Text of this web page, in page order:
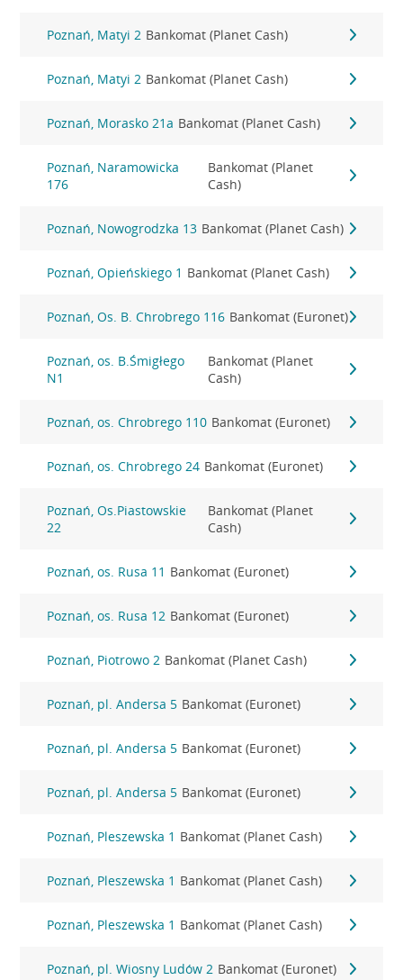
Poznań, Matyi 2 Bankomat (Planet Cash)
Poznań, Matyi 2 Bankomat (Planet Cash)
Poznań, Morasko 21a Bankomat (Planet Cash)
Poznań, Naramowicka
176
Bankomat (Planet
Cash)
Poznań, Nowogrodzka 13 Bankomat (Planet Cash)
Poznań, Opieńskiego 1 Bankomat (Planet Cash)
Poznań, Os. B. Chrobrego 116 Bankomat (Euronet)
Poznań, os. B.Śmigłego
N1
Bankomat (Planet
Cash)
Poznań, os. Chrobrego 110 Bankomat (Euronet)
Poznań, os. Chrobrego 24 Bankomat (Euronet)
Poznań, Os.Piastowskie
22
Bankomat (Planet
Cash)
Poznań, os. Rusa 11 Bankomat (Euronet)
Poznań, os. Rusa 12 Bankomat (Euronet)
Poznań, Piotrowo 2 Bankomat (Planet Cash)
Poznań, pl. Andersa 5 Bankomat (Euronet)
Poznań, pl. Andersa 5 Bankomat (Euronet)
Poznań, pl. Andersa 5 Bankomat (Euronet)
Poznań, Pleszewska 1 Bankomat (Planet Cash)
Poznań, Pleszewska 1 Bankomat (Planet Cash)
Poznań, Pleszewska 1 Bankomat (Planet Cash)
Poznań, pl. Wiosny Ludów 2 Bankomat (Euronet)